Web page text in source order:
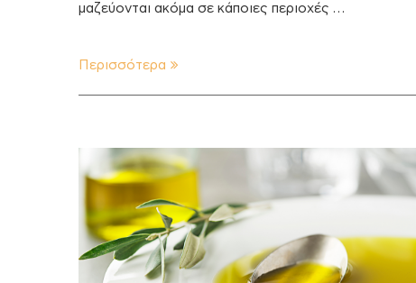
μαζεύονται ακόμα σε κάποιες περιοχές …
Περισσότερα